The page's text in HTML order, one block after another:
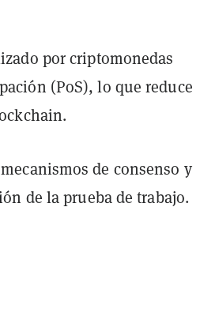
por criptomonedas
(PoS), lo que reduce
de consenso y
de la prueba de trabajo.